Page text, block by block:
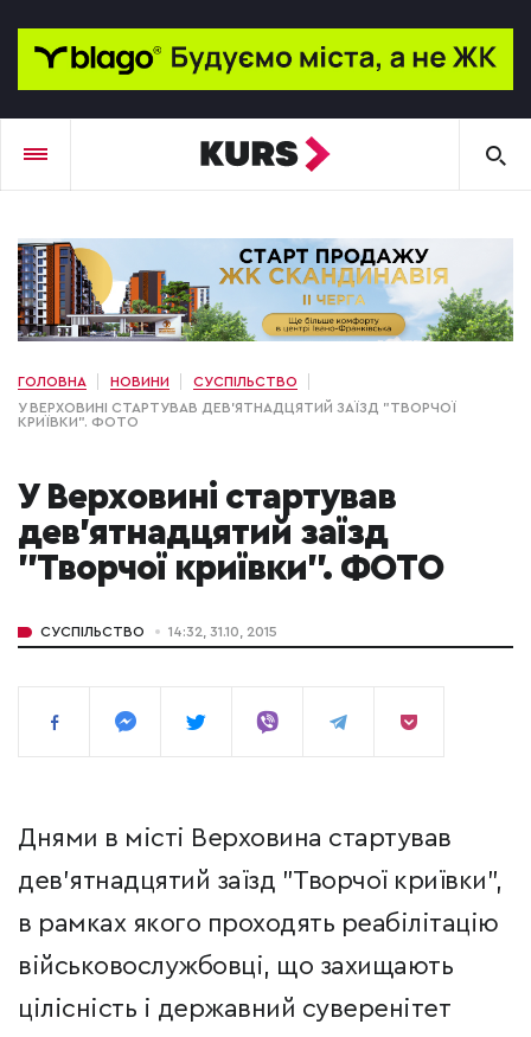
ГОЛОВНА НОВИНИ
СУСПІЛЬСТВО
У ВЕРХОВИНІ СТАРТУВАВ ДЕВ'ЯТНАДЦЯТИЙ ЗАЇЗД "ТВОРЧОЇ
КРИЇВКИ". ФОТО
У Верховині стартував
дев'ятнадцятий заїзд
"Творчої криївки". ФОТО
СУСПІЛЬСТВО 14:32, 31.10, 2015
Днями в місті Верховина стартував
дев'ятнадцятий заїзд "Творчої криївки",
в рамках якого проходять реабілітацію
військовослужбовці, що захищають
цілісність і державний суверенітет